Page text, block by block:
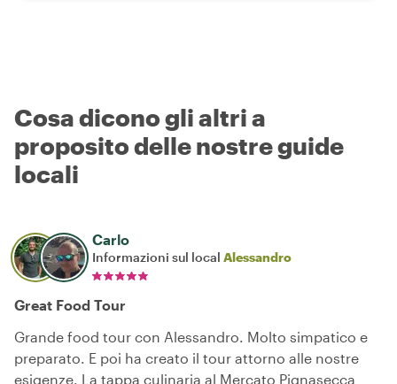
Cosa dicono gli altri a
proposito delle nostre guide
locali
Carlo
Informazioni sul local Alessandro
Great Food Tour
Grande food tour con Alessandro. Molto simpatico e
preparato. E poi ha creato il tour attorno alle nostre
esigenze. La tappa culinaria al Mercato Pignasecca